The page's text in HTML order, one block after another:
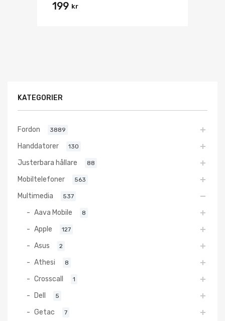
199 kr
KATEGORIER
Fordon 3889
Handdatorer 130
Justerbara hållare 88
Mobiltelefoner 563
Multimedia 537
Aava Mobile 8
Apple 127
Asus 2
Athesi 8
Crosscall 1
Dell 5
Getac 7